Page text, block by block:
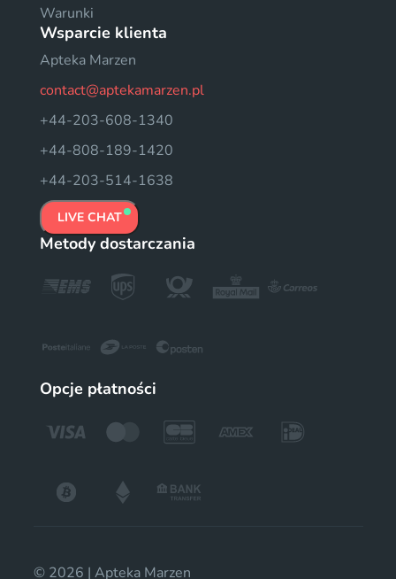
Warunki
Wsparcie klienta
Apteka Marzen
contact@aptekamarzen.pl
+44-203-608-1340
+44-808-189-1420
+44-203-514-1638
LIVE CHAT
Metody dostarczania
Opcje płatności
© 2026 | Apteka Marzen